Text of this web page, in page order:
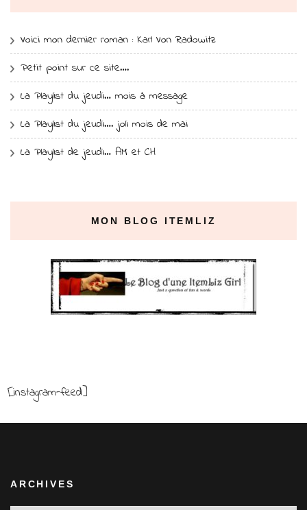
Voici mon dernier roman : Karl Von Radowitz
Petit point sur ce site….
La Playlist du jeudi… mois à message
La Playlist du jeudi…. joli mois de mai
La Playlist de jeudi… AM et CH
MON BLOG ITEMLIZ
[instagram-feed]
ARCHIVES